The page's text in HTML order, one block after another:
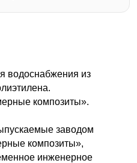
водоснабжения из
композиты».
заводом
композиты»,
инженерное